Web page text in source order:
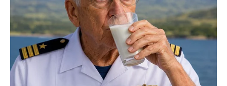
ponovo će zakucati na njena vrata. Ono što je zanimljivo
jeste činjenica da će ova osoba doći mnogo zrelija i
spremnija za ozbiljan odnos.
Sada zna koliko vredi
Nekada Devica nije dobijala pažnju i poštovanje koje